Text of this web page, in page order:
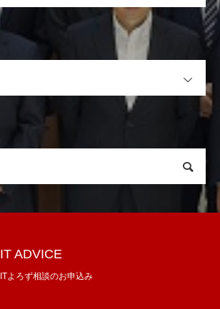
IT ADVICE
ITよろず相談のお申込み